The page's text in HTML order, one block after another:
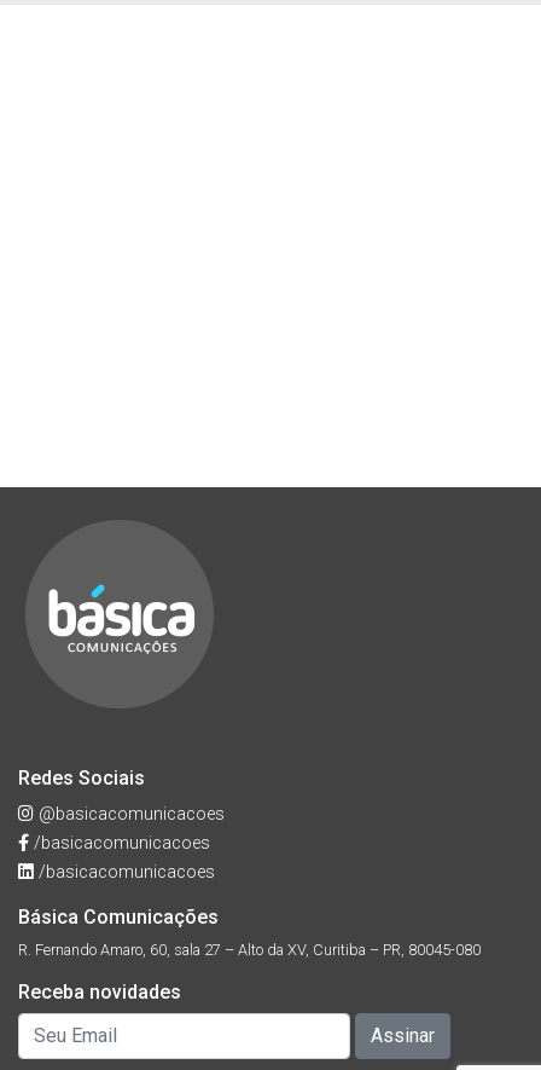
Redes Sociais
@basicacomunicacoes
/basicacomunicacoes
/basicacomunicacoes
Básica Comunicações
R. Fernando Amaro, 60, sala 27 – Alto da XV, Curitiba – PR, 80045-080
Receba novidades